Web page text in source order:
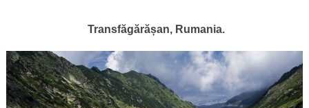
Transfăgărășan, Rumania.